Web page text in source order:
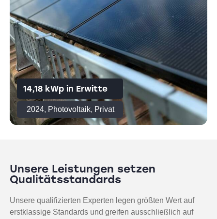
14,18 kWp in Erwitte
2024, Photovoltaik, Privat
Unsere Leistungen setzen
Qualitätsstandards
Unsere qualifizierten Experten legen größten Wert auf
erstklassige Standards und greifen ausschließlich auf